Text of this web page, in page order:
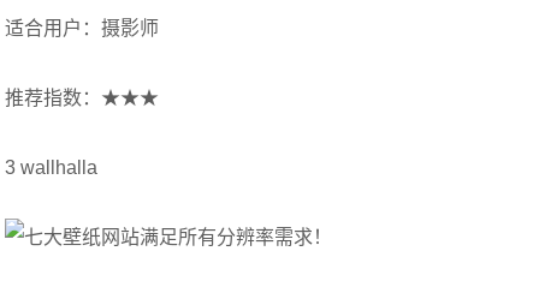
适合用户：摄影师
推荐指数：★★★
3 wallhalla